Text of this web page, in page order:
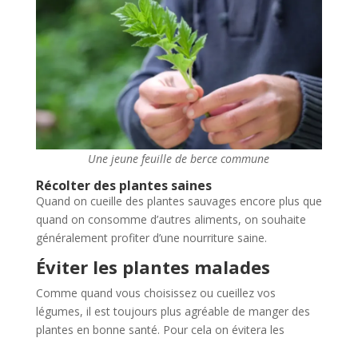
Une jeune feuille de berce commune
Récolter des plantes saines
Quand on cueille des plantes sauvages encore plus que
quand on consomme d’autres aliments, on souhaite
généralement profiter d’une nourriture saine.
Éviter les plantes malades
Comme quand vous choisissez ou cueillez vos
légumes, il est toujours plus agréable de manger des
plantes en bonne santé. Pour cela on évitera les